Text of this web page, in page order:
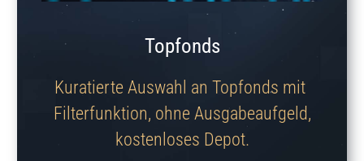
Topfonds
Kuratierte Auswahl an Topfonds mit
Filterfunktion, ohne Ausgabeaufgeld,
kostenloses Depot.